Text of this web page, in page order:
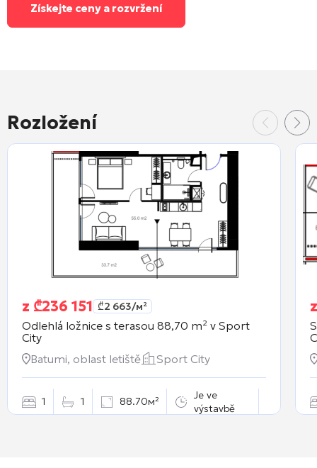
Získejte ceny a rozvržení
Rozložení
z ₾236 151 ₾2 663/м²
Odlehlá ložnice s terasou 88,70 m² v Sport
City
Batumi, oblast letiště
Sport City
1 1 88.70м²
Je ve
výstavbě